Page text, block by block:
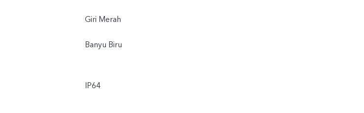
Giri Merah
Banyu Biru
IP64